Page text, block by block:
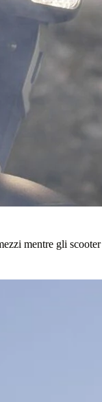
mentre gli